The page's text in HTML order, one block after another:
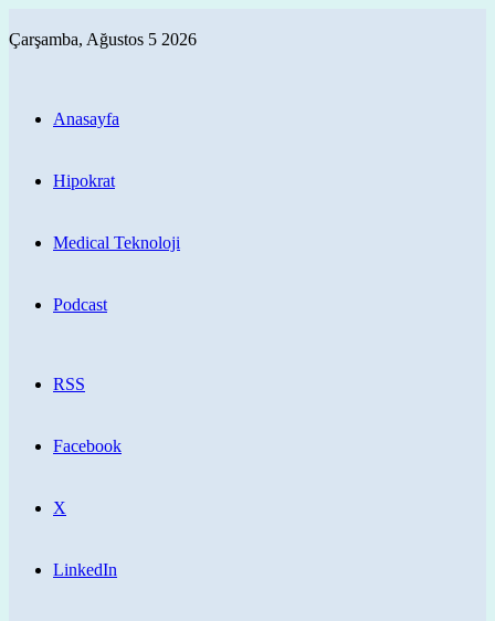
Çarşamba, Ağustos 5 2026
Anasayfa
Hipokrat
Medical Teknoloji
Podcast
RSS
Facebook
X
LinkedIn